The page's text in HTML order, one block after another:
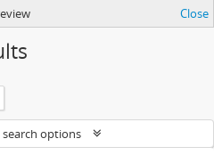
Close
options